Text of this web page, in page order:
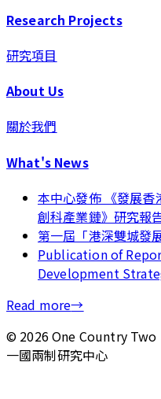
Research Projects
研究項目
About Us
關於我們
What's News
本中心發佈 《發展香
創科產業鏈》研究報
第一屆「港深雙城發
Publication of
Development
Read more→
© 2026One Country
一國兩制研究中心